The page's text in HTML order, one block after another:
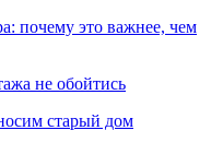
почему это важнее, чем
не обойтись
старый дом